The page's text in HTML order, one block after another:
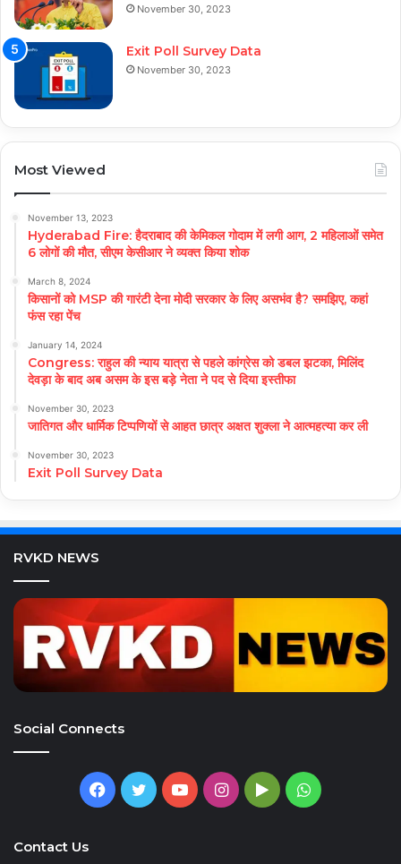
November 30, 2023
Exit Poll Survey Data
November 30, 2023
Most Viewed
November 13, 2023
Hyderabad Fire: हैदराबाद की केमिकल गोदाम में लगी आग, 2 महिलाओं समेत
6 लोगों की मौत, सीएम केसीआर ने व्यक्त किया शोक
March 8, 2024
किसानों को MSP की गारंटी देना मोदी सरकार के लिए असभंव है? समझिए, कहां
फंस रहा पेंच
January 14, 2024
Congress: राहुल की न्याय यात्रा से पहले कांग्रेस को डबल झटका, मिलिंद
देवड़ा के बाद अब असम के इस बड़े नेता ने पद से दिया इस्तीफा
November 30, 2023
जातिगत और धार्मिक टिप्पणियों से आहत छात्र अक्षत शुक्ला ने आत्महत्या कर ली
November 30, 2023
Exit Poll Survey Data
RVKD NEWS
Social Connects
Facebook
TwitterYouTubeInstagram
GoogleWhatsApp
Contact Us